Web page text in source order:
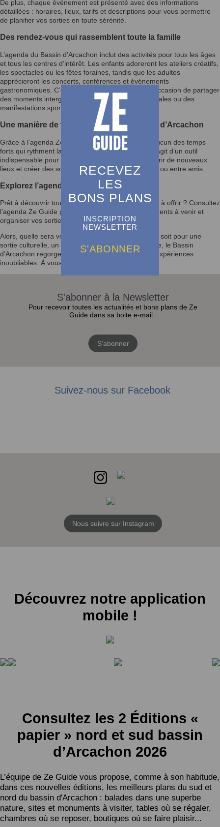
RECEVEZ
LES
BONS PLANS
INSCRIPTION
NEWSLETTER
S'ABONNER
De plus, chaque événement est présenté avec des informations
détaillées : horaires, lieux, tarifs et descriptions pour vous permettre
de planifier vos sorties en toute sérénité.
Des rendez-vous qui rassemblent toute la famille
L’agenda du Bassin d’Arcachon inclut des activités pour tous les âges
et tous les centres d’intérêt. Les enfants adoreront les ateliers créatifs,
les spectacles ou les fêtes foraines, tandis que les adultes
apprécieront les concerts, conférences et événements
gastronomiques. C’est également une excellente occasion de partager
des moments intergénérationnels lors des fêtes locales ou des
manifestations sportives.
Une manière de vivre pleinement le Bassin d’Arcachon
Grâce à l’agenda Ze Guide, vous ne manquerez aucun des temps
forts qui rythment la vie du Bassin d’Arcachon. Il s’agit d’un outil
indispensable pour enrichir votre quotidien, découvrir de nouveaux
lieux et créer des souvenirs mémorables en famille ou entre amis.
Explorez l’agenda et laissez-vous inspirer
Prêt à découvrir tout ce que le Bassin d’Arcachon a à offrir ? Consultez
l’agenda Ze Guide pour rester informé des événements à venir et
organiser vos sorties selon vos envies.
Alors, quelle sera votre prochaine activité ? Que ce soit pour une
sortie culturelle, un festival ou un moment en famille, le Bassin
d’Arcachon regorge d’opportunités pour vivre des expériences
inoubliables. À vous de jouer !
S'abonner à la Newsletter
Pour recevoir toutes les actualités et bons plans de Ze
Guide dans sa boite e-mail :
S'abonner
Suivez-nous sur Facebook
Nous suivre sur Instagram
Découvrez notre application
mobile !
Consultez les 2 Éditions «
papier » nord et sud bassin
d’Arcachon 2026
L’équipe de Ze Guide vous propose, comme à son habitude,
dans ces nouvelles éditions, les meilleurs plans du sud et
nord du bassin d'Arcachon : balades dans une superbe
nature, sites et monuments à visiter, tables où se régaler,
chambres où se reposer, boutiques où se faire plaisir...